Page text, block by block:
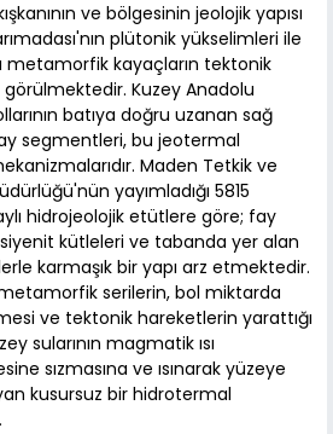
ve bölgesinin jeolojik yapısı
plütonik yükselimleri ile
kayaçların tektonik
Kuzey Anadolu
batıya doğru uzanan sağ
segmentleri, bu jeotermal
Maden Tetkik ve
yayımladığı 5815
hidrojeolojik etütlere göre; fay
kütleleri ve tabanda yer alan
karmaşık bir yapı arz etmektedir.
serilerin, bol miktarda
ve tektonik hareketlerin yarattığı
sularının magmatik ısı
sızmasına ve ısınarak yüzeye
kusursuz bir hidrotermal